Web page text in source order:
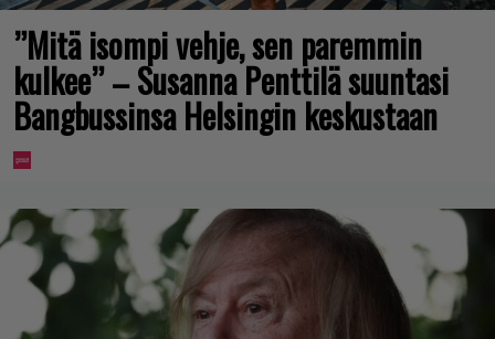
”Mitä isompi vehje, sen paremmin
kulkee” – Susanna Penttilä suuntasi
Bangbussinsa Helsingin keskustaan